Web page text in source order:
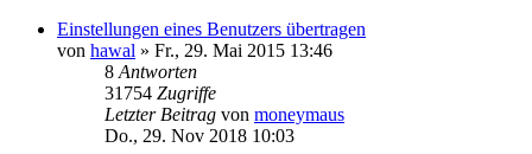
Einstellungen eines Benutzers übertragen
von hawal » Fr., 29. Mai 2015 13:46
8 Antworten
31754 Zugriffe
Letzter Beitrag von moneymaus
Do., 29. Nov 2018 10:03